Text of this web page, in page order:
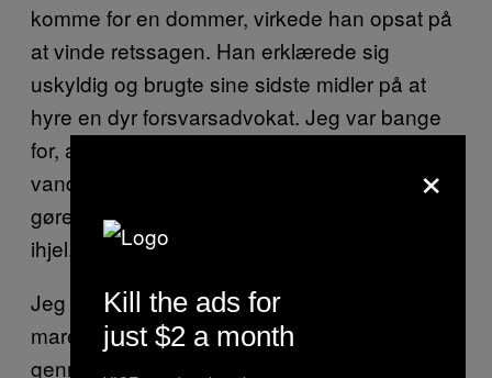
komme for en dommer, virkede han opsat på
at vinde retssagen. Han erklærede sig
uskyldig og brugte sine sidste midler på at
hyre en dyr forsvarsadvokat. Jeg var bange
for, at han rent faktisk ville vinde. Hvis han
vandt, var jeg sikker på, at det første, han ville
gøre, var at skaffe sig et våben og slå mig
ihjel, mens jeg sov.
Jeg gik psykisk ned. Jeg havde det samme
mareridt hver aften: Jeg jagtede min far
gennem en kæmpe labyrint (nogle gange var
×
Kill the ads for
just $2 a month